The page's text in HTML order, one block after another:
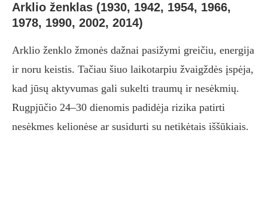
Arklio ženklas (1930, 1942, 1954, 1966,
1978, 1990, 2002, 2014)
Arklio ženklo žmonės dažnai pasižymi greičiu, energija
ir noru keistis. Tačiau šiuo laikotarpiu žvaigždės įspėja,
kad jūsų aktyvumas gali sukelti traumų ir nesėkmių.
Rugpjūčio 24–30 dienomis padidėja rizika patirti
nesėkmes kelionėse ar susidurti su netikėtais iššūkiais.